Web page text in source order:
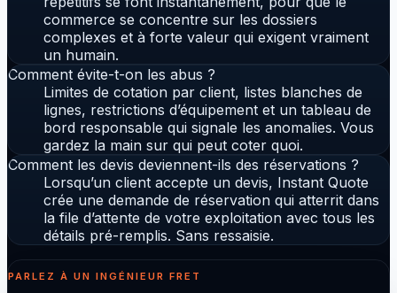
commerce se concentre sur les dossiers
complexes et à forte valeur qui exigent vraiment
un humain.
Comment évite-t-on les abus ?
Limites de cotation par client, listes blanches de
lignes, restrictions d’équipement et un tableau de
bord responsable qui signale les anomalies. Vous
gardez la main sur qui peut coter quoi.
Comment les devis deviennent-ils des réservations ?
Lorsqu’un client accepte un devis, Instant Quote
crée une demande de réservation qui atterrit dans
la file d’attente de votre exploitation avec tous les
détails pré-remplis. Sans ressaisie.
PARLEZ À UN INGÉNIEUR FRET